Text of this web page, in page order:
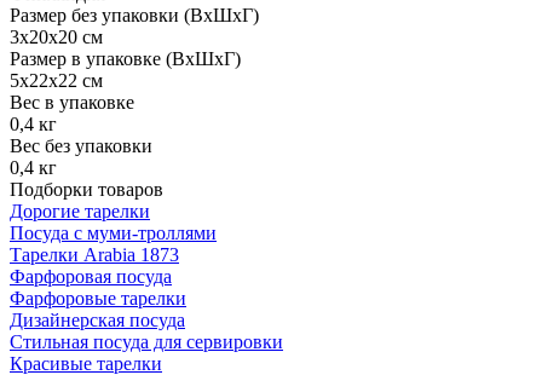
Размер без упаковки (ВхШхГ)
3x20x20 см
Размер в упаковке (ВхШхГ)
5x22x22 см
Вес в упаковке
0,4 кг
Вес без упаковки
0,4 кг
Подборки товаров
Дорогие тарелки
Посуда с муми-троллями
Тарелки Arabia 1873
Фарфоровая посуда
Фарфоровые тарелки
Дизайнерская посуда
Стильная посуда для сервировки
Красивые тарелки